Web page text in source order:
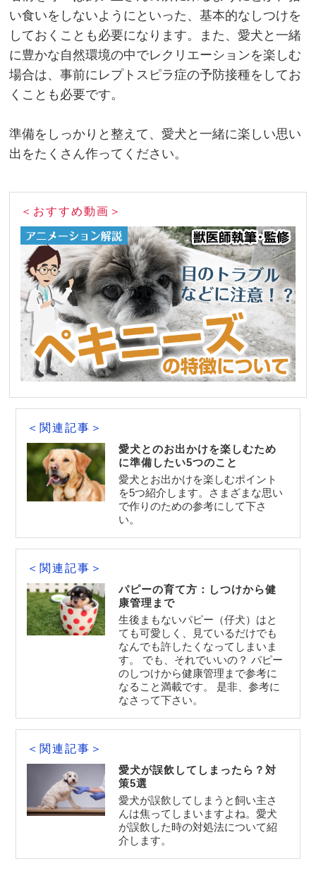
い食いをしないようにといった、基本的なしつけを
しておくことも必要になります。また、愛犬と一緒
に豊かな自然環境の中でレクリエーションを楽しむ
場合は、事前にレプトスピラ症の予防接種をしてお
くことも必要です。
準備をしっかりと整えて、愛犬と一緒に楽しい思い
出をたくさん作ってください。
＜おすすめ動画＞
＜関連記事＞
愛犬とのお出かけを楽しむため
に準備したい5つのこと
愛犬とお出かけを楽しむポイント
を5つ紹介します。さまざまな思い
で作りのための参考にして下さ
い。
＜関連記事＞
パピーの育て方：しつけから健
康管理まで
生後まもないパピー（仔犬）はと
ても可愛しく、見ているだけでも
なんでも許したくなってしまいま
す。 でも、それでいいの？ パピー
のしつけから健康管理まで参考に
なること満載です。 是非、参考に
なさって下さい。
＜関連記事＞
愛犬が誤飲してしまったら？対
策5選
愛犬が誤飲してしまうと飼い主さ
んは焦ってしまいますよね。愛犬
が誤飲した時の対処法について紹
介します。